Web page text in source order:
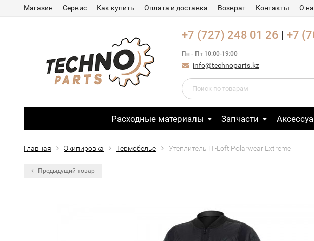
Магазин Сервис Как купить Оплата и доставка Возврат Контакты О
+7 (727) 248 01 26 | +7
Пн - Пт 10:00-19:00
info@technoparts.kz
Расходные материалы Запчасти
Главная Экипировка Термобелье Утеплитель Hi-Loft Polarwear Extreme
Предыдущий товар